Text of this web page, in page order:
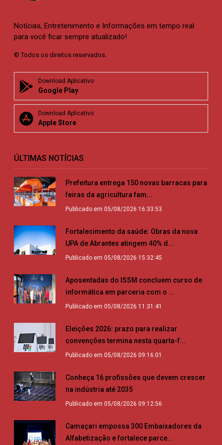
Notícias, Entretenimento e Informações em tempo real
para você ficar sempre atualizado!
© Todos os direitos reservados.
Download Aplicativo
Google Play
Download Aplicativo
Apple Store
ÚLTIMAS NOTÍCIAS
Prefeitura entrega 150 novas barracas para
feiras da agricultura fam...
Publicado em 05/08/2026 16:33:53
Fortalecimento da saúde: Obras da nova
UPA de Abrantes atingem 40% d...
Publicado em 05/08/2026 15:32:45
Aposentadas do ISSM concluem curso de
informática em parceria com o ...
Publicado em 05/08/2026 11:31:41
Eleições 2026: prazo para realizar
convenções termina nesta quarta-f...
Publicado em 05/08/2026 09:16:01
Conheça 16 profissões que devem crescer
na indústria até 2035
Publicado em 05/08/2026 09:12:56
Camaçari empossa 300 Embaixadores da
Alfabetização e fortalece parce...